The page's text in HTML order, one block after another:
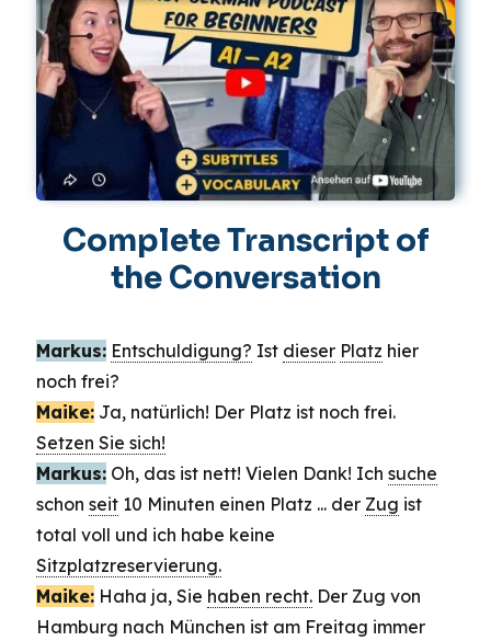
Complete Transcript of
the Conversation
Markus: Entschuldigung? Ist dieser Platz hier
noch frei?
Maike: Ja, natürlich! Der Platz ist noch frei.
Setzen Sie sich!
Markus: Oh, das ist nett! Vielen Dank! Ich suche
schon seit 10 Minuten einen Platz ... der Zug ist
total voll und ich habe keine
Sitzplatzreservierung.
Maike: Haha ja, Sie haben recht. Der Zug von
Hamburg nach München ist am Freitag immer